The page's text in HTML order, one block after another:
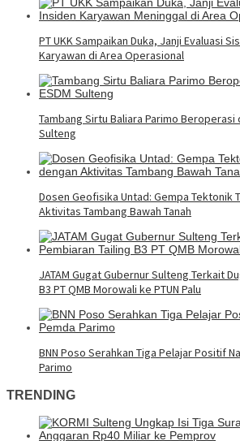
PT UKK Sampaikan Duka, Janji Evaluasi
Karyawan di Area Operasional
Tambang Sirtu Baliara Parimo Beroperasi
Sulteng
Dosen Geofisika Untad: Gempa Tektonik
Aktivitas Tambang Bawah Tanah
JATAM Gugat Gubernur Sulteng Terkait
B3 PT QMB Morowali ke PTUN Palu
BNN Poso Serahkan Tiga Pelajar Positif
Parimo
TRENDING